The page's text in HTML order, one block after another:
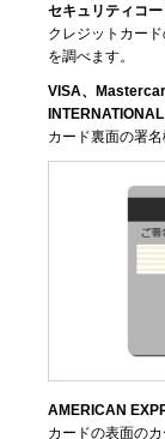
セキュリティコ
クレジットカー
を調べます。
VISA、
INTERNATIONAL
カード裏面の署
AMERICAN
カードの表面の